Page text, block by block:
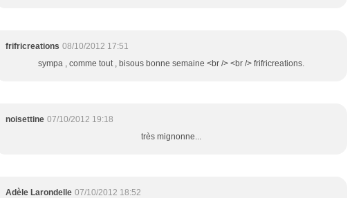
frifricreations 08/10/2012 17:51
sympa , comme tout , bisous bonne semaine <br /> <br /> frifricreations.
noisettine 07/10/2012 19:18
très mignonne...
Adèle Larondelle 07/10/2012 18:52